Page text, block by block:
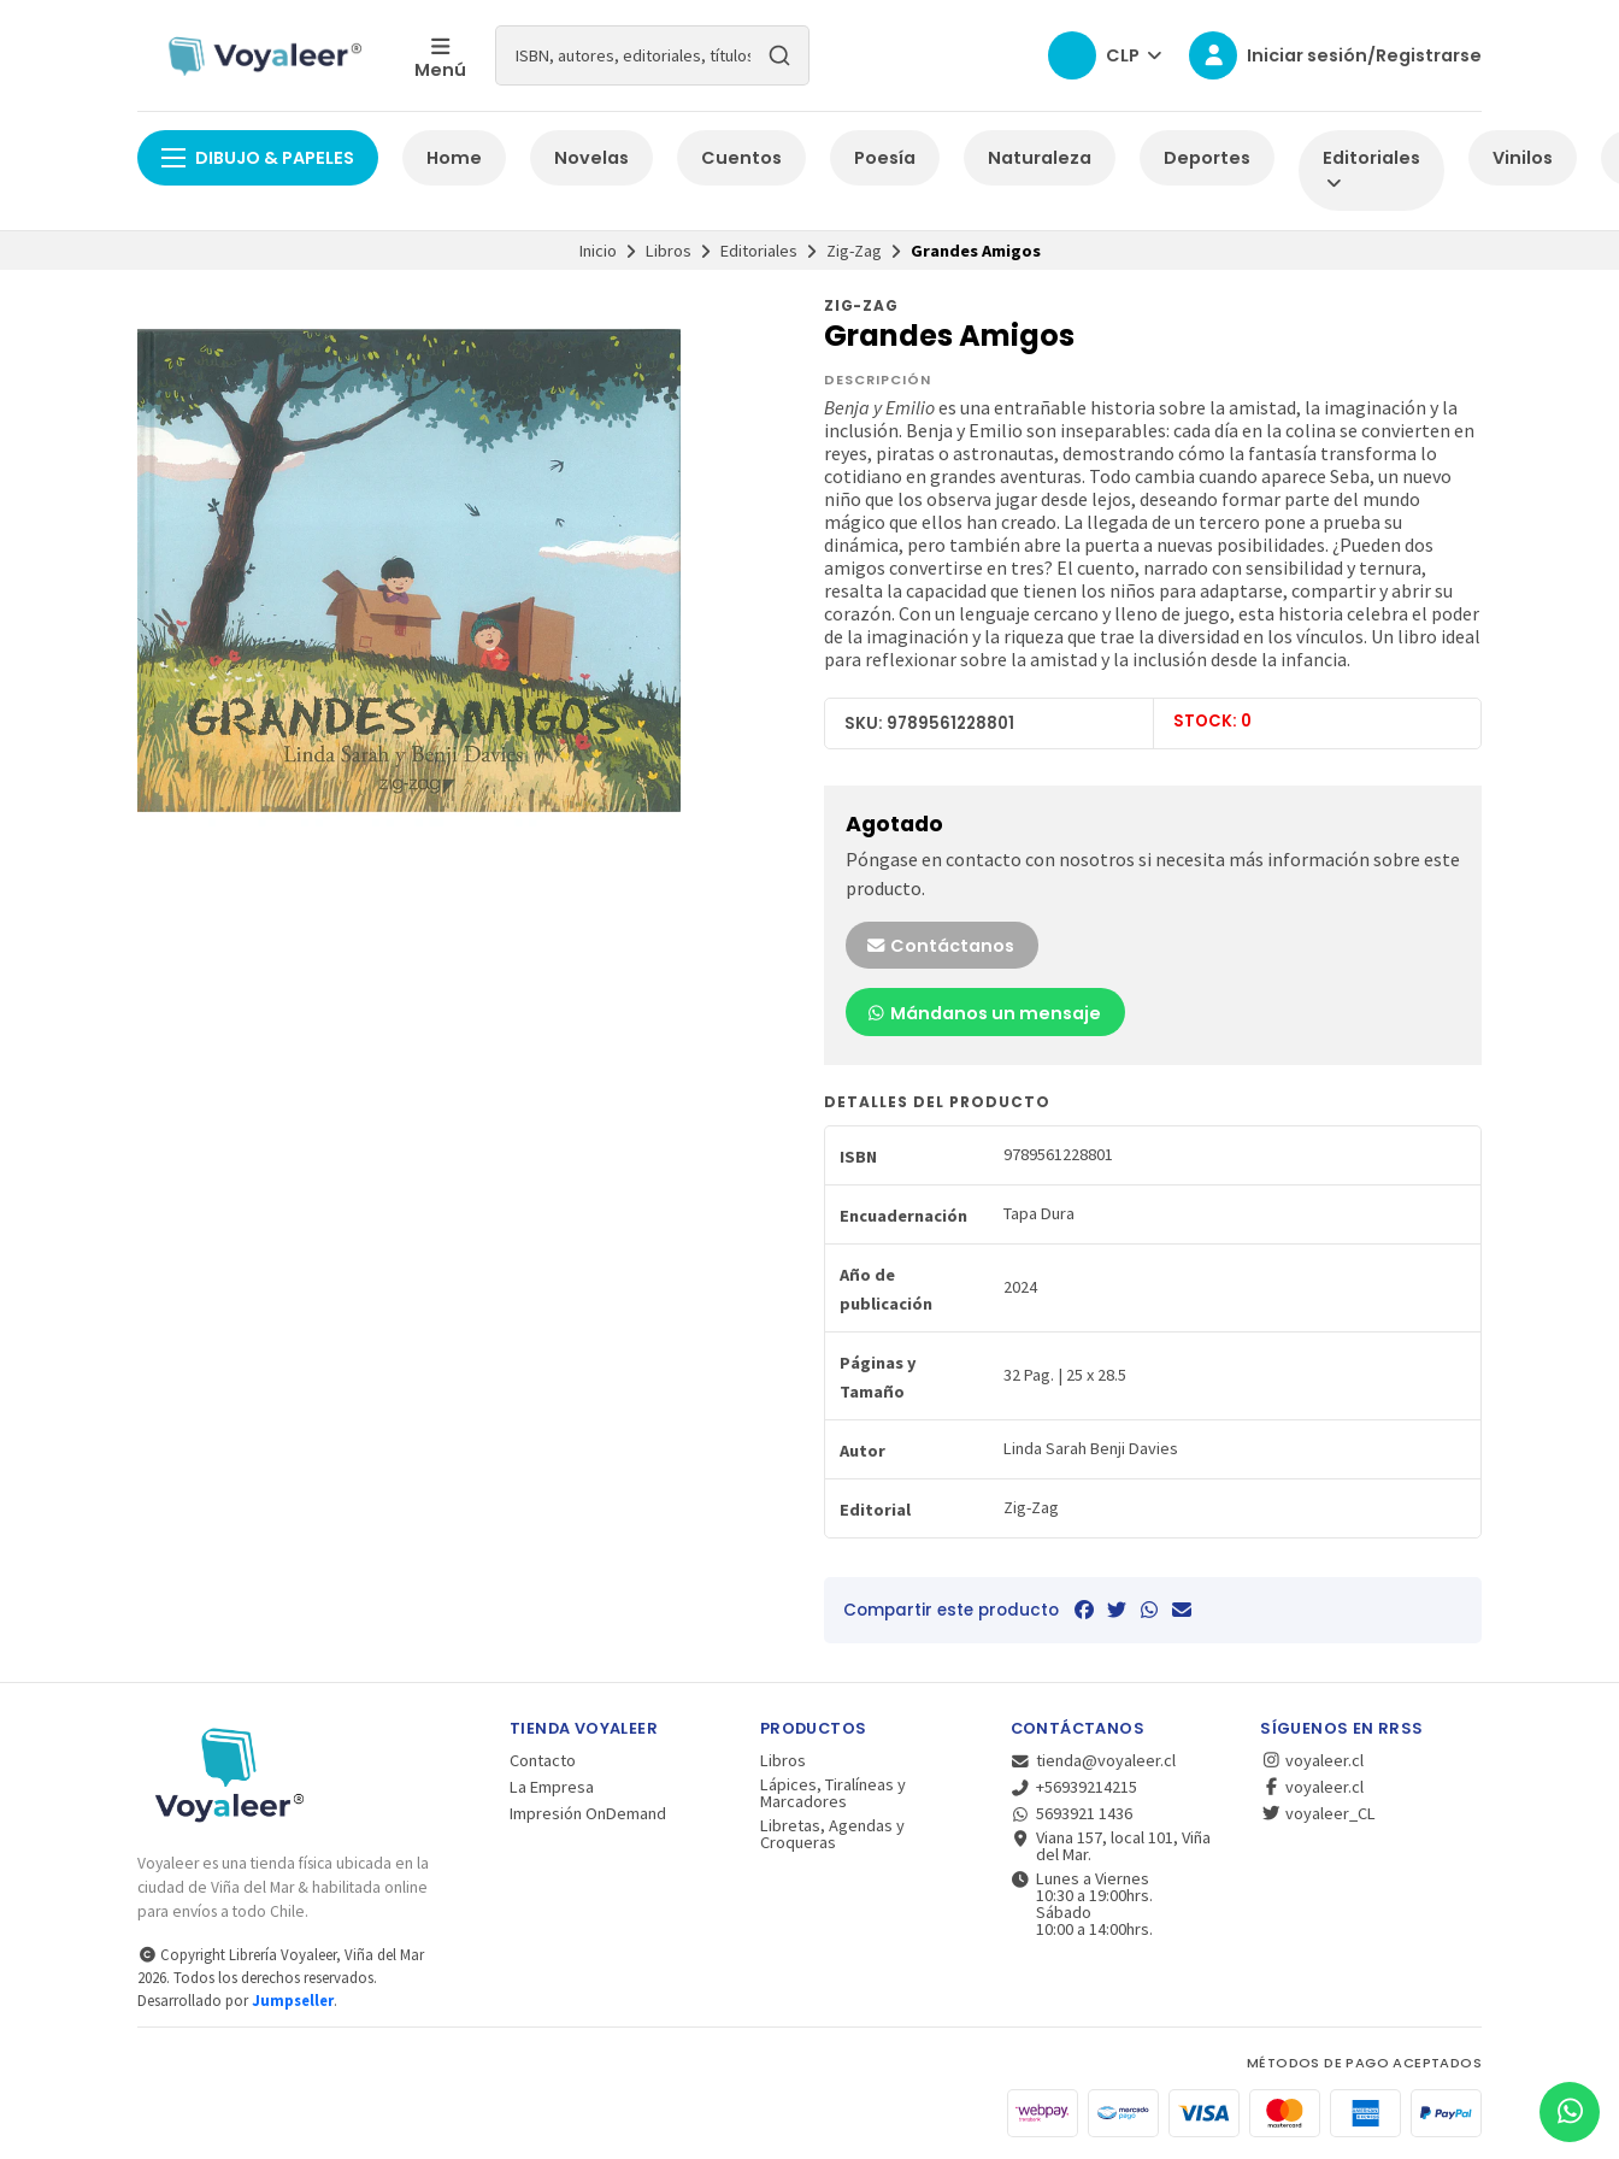
Menú
CLP Iniciar sesión/Registrarse
DIBUJO & PAPELES Home Novelas Cuentos Poesía Naturaleza Deportes Editoriales Vinilos
Inicio Libros Editoriales Zig-Zag Grandes Amigos
ZIG-ZAG
Grandes Amigos
DESCRIPCIÓN
Benja y Emilioes una entrañable historia sobre la amistad, la imaginación y la
inclusión. Benja y Emilio son inseparables: cada día en la colina se convierten en
reyes, piratas o astronautas, demostrando cómo la fantasía transforma lo
cotidiano en grandes aventuras. Todo cambia cuando aparece Seba, un nuevo
niño que los observa jugar desde lejos, deseando formar parte del mundo
mágico que ellos han creado. La llegada de un tercero pone a prueba su
dinámica, pero también abre la puerta a nuevas posibilidades. ¿Pueden dos
amigos convertirse en tres? El cuento, narrado con sensibilidad y ternura,
resalta la capacidad que tienen los niños para adaptarse, compartir y abrir su
corazón. Con un lenguaje cercano y lleno de juego, esta historia celebra el poder
de la imaginación y la riqueza que trae la diversidad en los vínculos. Un libro ideal
para reflexionar sobre la amistad y la inclusión desde la infancia.
SKU: 9789561228801 STOCK: 0
Agotado
Póngase en contacto con nosotros si necesita más información sobre este
producto.
Contáctanos
Mándanos un mensaje
DETALLES DEL PRODUCTO
ISBN 9789561228801
Encuadernación Tapa Dura
Año de
publicación
2024
Páginas y
Tamaño
32 Pag. | 25 x 28.5
Autor Linda Sarah Benji Davies
Editorial Zig-Zag
Compartir este producto
Voyaleer es una tienda física ubicada en la
ciudad de Viña del Mar & habilitada online
para envíos a todo Chile.
Copyright Librería Voyaleer, Viña del Mar
2026. Todos los derechos reservados.
Desarrollado porJumpseller.
TIENDA VOYALEER
Contacto
La Empresa
Impresión OnDemand
PRODUCTOS
Libros
Lápices, Tiralíneas y
Marcadores
Libretas, Agendas y
Croqueras
CONTÁCTANOS
tienda@voyaleer.cl
+56939214215
5693921 1436
Viana 157, local 101, Viña
del Mar.
Lunes a Viernes
10:30 a 19:00hrs.
Sábado
10:00 a 14:00hrs.
SÍGUENOS EN RRSS
voyaleer.cl
voyaleer.cl
voyaleer_CL
MÉTODOS DE PAGO ACEPTADOS